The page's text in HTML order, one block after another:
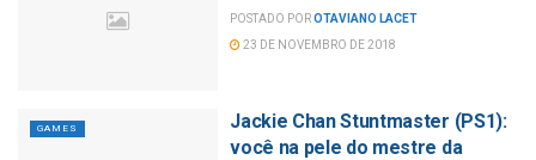
POSTADO POROTAVIANO LACET
23 DE NOVEMBRO DE 2018
GAMES
Jackie Chan Stuntmaster (PS1):
você na pele do mestre da